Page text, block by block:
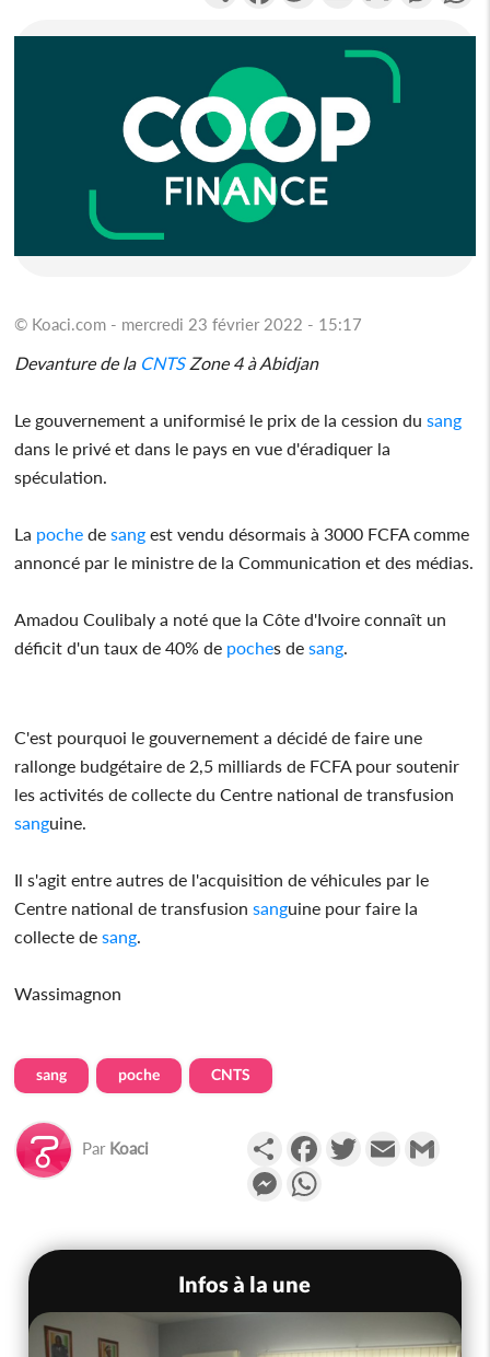
© Koaci.com - mercredi 23 février 2022 - 15:17
Devanture de la CNTSZone 4 à Abidjan
Le gouvernement a uniformisé le prix de la cession dusang
dans le privé et dans le pays en vue d'éradiquer la
spéculation.
La poche desang est vendu désormais à 3000 FCFA comme
annoncé par le ministre de la Communication et des médias.
Amadou Coulibaly a noté que la Côte d'Ivoire connaît un
déficit d'un taux de 40% de poches desang
C'est pourquoi le gouvernement a décidé de faire une
rallonge budgétaire de 2,5 milliards de FCFA pour soutenir
les activités de collecte du Centre national de transfusion
sanguine.
Il s'agit entre autres de l'acquisition de véhicules par le
Centre national de transfusionsanguine pour faire la
collecte desang
Wassimagnon
sang poche CNTS
Par Koaci PartagerFacebookTwitterEmail
Messenger
Infos à la une